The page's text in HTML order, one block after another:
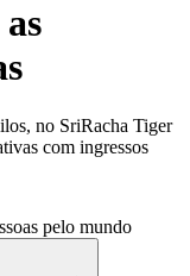
no SriRacha Tiger
com ingressos
pelo mundo